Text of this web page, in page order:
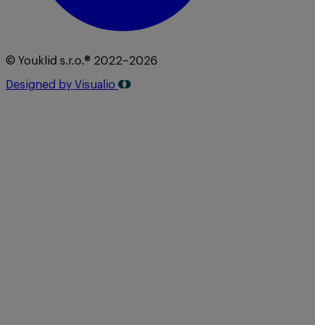
© Youklid s.r.o.® 2022–2026
Designed by Visualio